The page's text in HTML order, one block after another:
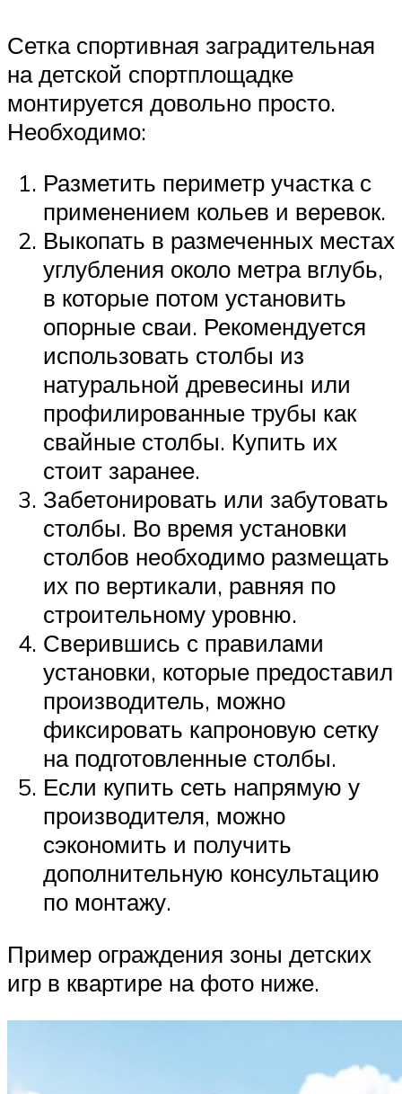
Сетка спортивная заградительная
на детской спортплощадке
монтируется довольно просто.
Необходимо:
Разметить периметр участка с
применением кольев и веревок.
Выкопать в размеченных местах
углубления около метра вглубь,
в которые потом установить
опорные сваи. Рекомендуется
использовать столбы из
натуральной древесины или
профилированные трубы как
свайные столбы. Купить их
стоит заранее.
Забетонировать или забутовать
столбы. Во время установки
столбов необходимо размещать
их по вертикали, равняя по
строительному уровню.
Сверившись с правилами
установки, которые предоставил
производитель, можно
фиксировать капроновую сетку
на подготовленные столбы.
Если купить сеть напрямую у
производителя, можно
сэкономить и получить
дополнительную консультацию
по монтажу.
Пример ограждения зоны детских
игр в квартире на фото ниже.